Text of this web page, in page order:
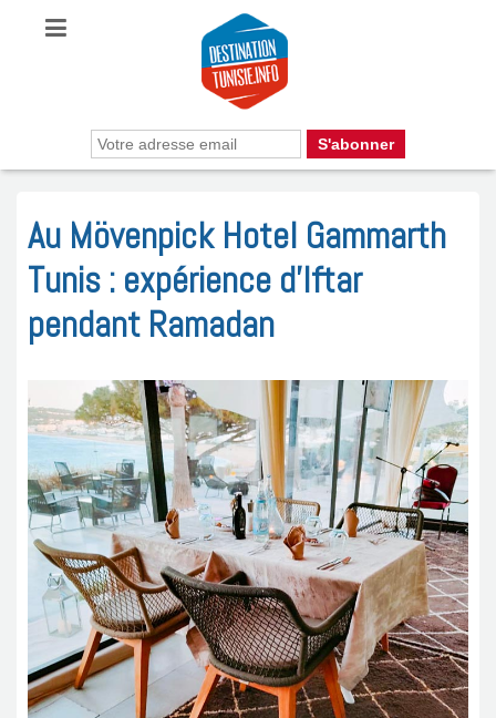
Au Mövenpick Hotel Gammarth
Tunis : expérience d’Iftar
pendant Ramadan